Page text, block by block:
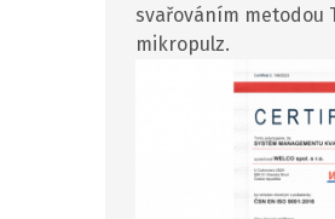
svařováním metodou
mikropulz.